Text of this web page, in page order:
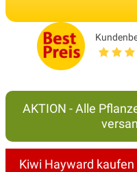
AKTION - Alle
Kiwi Hayward kaufen